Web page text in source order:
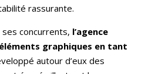
rassurante.
concurrents, l’agence
graphiques en tant
autour d’eux des